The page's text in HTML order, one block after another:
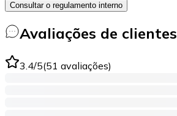
Consultar o regulamento interno
Avaliações de clientes
3.4/5(51 avaliações)